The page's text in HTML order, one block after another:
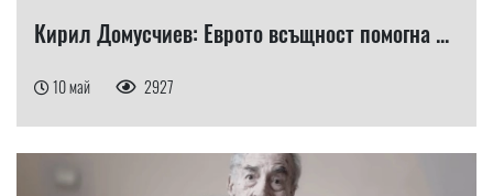
Кирил Домусчиев: Еврото всъщност помогна ...
10 май 2927